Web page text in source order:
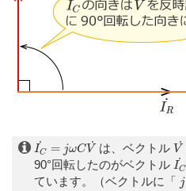
˙
IC = jωC ˙
V
IC ω V˙
は、ベクトル ˙
V
V˙
90°回転したのがベクトル ˙
IC
IC
ています。（ベクトルに「 j